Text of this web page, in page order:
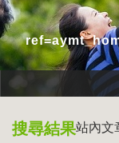
搜尋結果站內文